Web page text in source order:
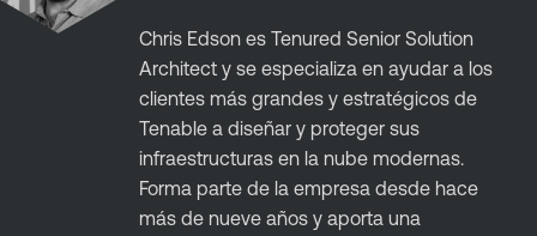
Chris Edson es Tenured Senior Solution
Architect y se especializa en ayudar a los
clientes más grandes y estratégicos de
Tenable a diseñar y proteger sus
infraestructuras en la nube modernas.
Forma parte de la empresa desde hace
más de nueve años y aporta una